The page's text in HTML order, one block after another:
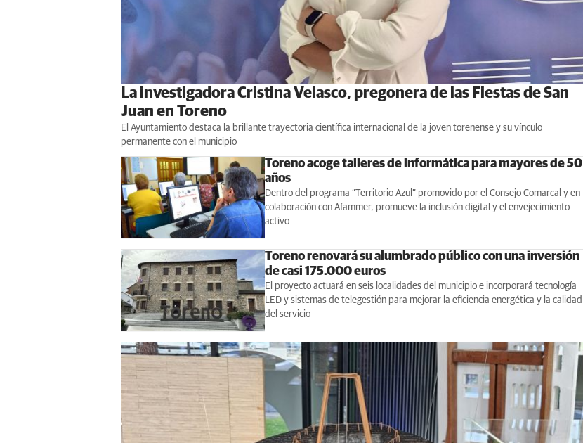
La investigadora Cristina Velasco, pregonera de las Fiestas de San
Juan en Toreno
El Ayuntamiento destaca la brillante trayectoria científica internacional de la joven torenense y su vínculo
permanente con el municipio
Toreno acoge talleres de informática para mayores de 50
años
Dentro del programa “Territorio Azul” promovido por el Consejo Comarcal y en
colaboración con Afammer, promueve la inclusión digital y el envejecimiento
activo
Toreno renovará su alumbrado público con una inversión
de casi 175.000 euros
El proyecto actuará en seis localidades del municipio e incorporará tecnología
LED y sistemas de telegestión para mejorar la eficiencia energética y la calidad
del servicio